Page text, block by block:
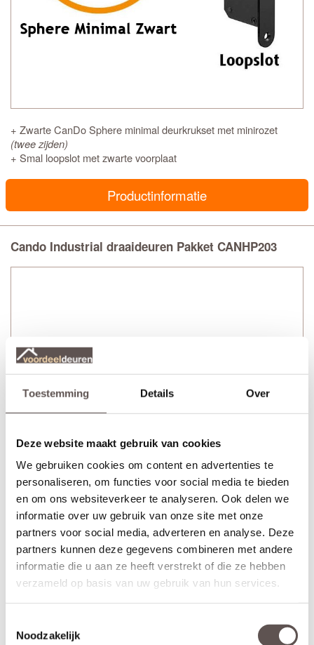
Toestemming Details Over
Deze website maakt gebruik van cookies
We gebruiken cookies om content en advertenties te
personaliseren, om functies voor social media te bieden
en om ons websiteverkeer te analyseren. Ook delen we
informatie over uw gebruik van onze site met onze
partners voor social media, adverteren en analyse. Deze
partners kunnen deze gegevens combineren met andere
informatie die u aan ze heeft verstrekt of die ze hebben
verzameld op basis van uw gebruik van hun services.
Noodzakelijk
+ Zwarte CanDo Sphere minimal deurkrukset met minirozet
(twee zijden)
+ Smal loopslot met zwarte voorplaat
Productinformatie
Cando Industrial draaideuren Pakket CANHP203
+ Zwarte CanDo Sphere minimal deurkrukset met minirozet